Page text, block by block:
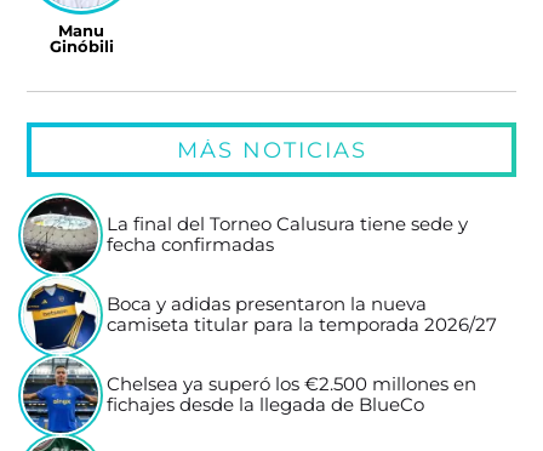
Manu
Ginóbili
MÁS NOTICIAS
La final del Torneo Calusura tiene sede y
fecha confirmadas
Boca y adidas presentaron la nueva
camiseta titular para la temporada 2026/27
Chelsea ya superó los €2.500 millones en
fichajes desde la llegada de BlueCo